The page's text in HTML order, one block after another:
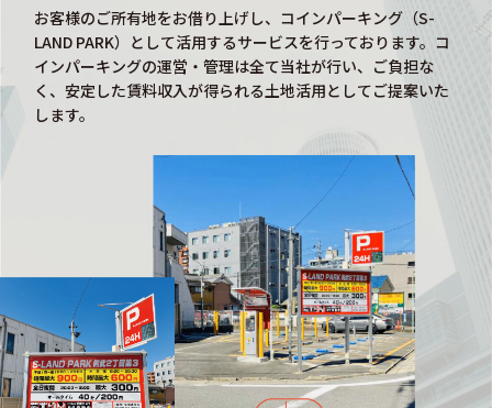
お客様のご所有地をお借り上げし、コインパーキング（S-
LAND PARK）として活用するサービスを行っております。コ
インパーキングの運営・管理は全て当社が行い、ご負担な
く、安定した賃料収入が得られる土地活用としてご提案いた
します。